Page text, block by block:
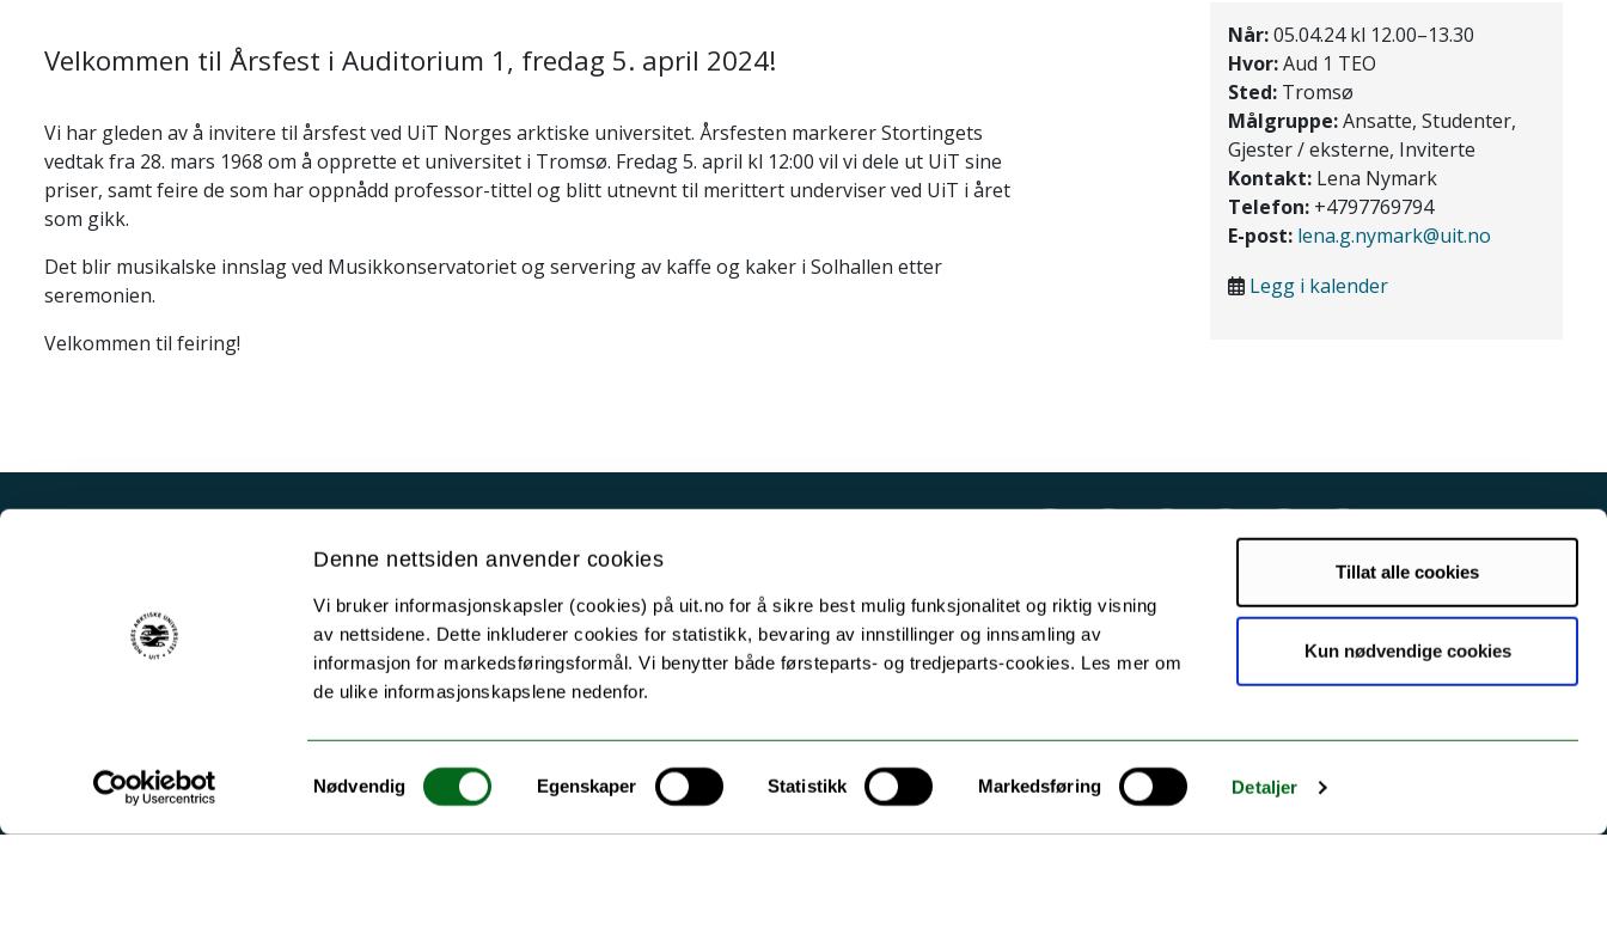
Denne nettsiden anvender cookies
Vi bruker informasjonskapsler (cookies) på uit.no for å sikre best mulig funksjonalitet og riktig visning
av nettsidene. Dette inkluderer cookies for statistikk, bevaring av innstillinger og innsamling av
informasjon for markedsføringsformål. Vi benytter både førsteparts- og tredjeparts-cookies. Les mer om
de ulike informasjonskapslene nedenfor.
Samtykkevalg
Nødvendig Egenskaper Statistikk Markedsføring Detaljer
Tillat alle cookies
Kun nødvendige cookies
Velkommen til Årsfest i Auditorium 1, fredag 5. april 2024!
Vi har gleden av å invitere til årsfest ved UiT Norges arktiske universitet. Årsfesten markerer Stortingets
vedtak fra 28. mars 1968 om å opprette et universitet i Tromsø. Fredag 5. april kl 12:00 vil vi dele ut UiT sine
priser, samt feire de som har oppnådd professor-tittel og blitt utnevnt til merittert underviser ved UiT i året
som gikk.
Det blir musikalske innslag ved Musikkonservatoriet og servering av kaffe og kaker i Solhallen etter
seremonien.
Velkommen til feiring!
Når:05.04.24 kl 12.00–13.30
Hvor:Aud 1 TEO
Sted:Tromsø
Målgruppe:Ansatte, Studenter,
Gjester / eksterne, Inviterte
Kontakt:Lena Nymark
Telefon:+4797769794
E-post: lena.g.nymark@uit.no
Legg i kalender
Driftsmeldinger
Personvern ved UiT
Sikkerhet, beredskap og personvern
Tilgjengelighetserklæring
For media
For skoler
Ledige stillinger
English website
Logg inn